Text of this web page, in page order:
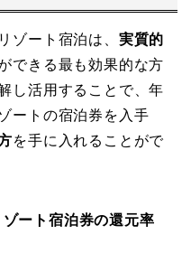
ゾート宿泊は、 実質的
できる最も効果的な方
し活用することで、年
ートの宿泊券を入手
を手に入れることがで
ート宿泊券の還元率